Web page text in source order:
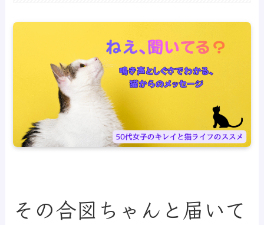
その合図ちゃんと届いて